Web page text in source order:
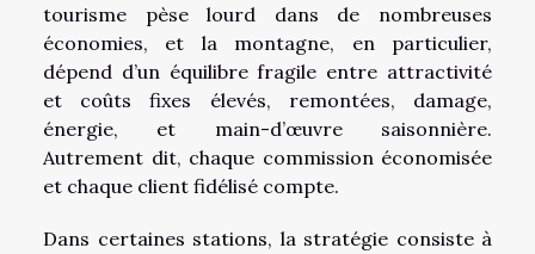
tourisme pèse lourd dans de nombreuses
économies, et la montagne, en particulier,
dépend d’un équilibre fragile entre attractivité
et coûts fixes élevés, remontées, damage,
énergie, et main-d’œuvre saisonnière.
Autrement dit, chaque commission économisée
et chaque client fidélisé compte.
Dans certaines stations, la stratégie consiste à